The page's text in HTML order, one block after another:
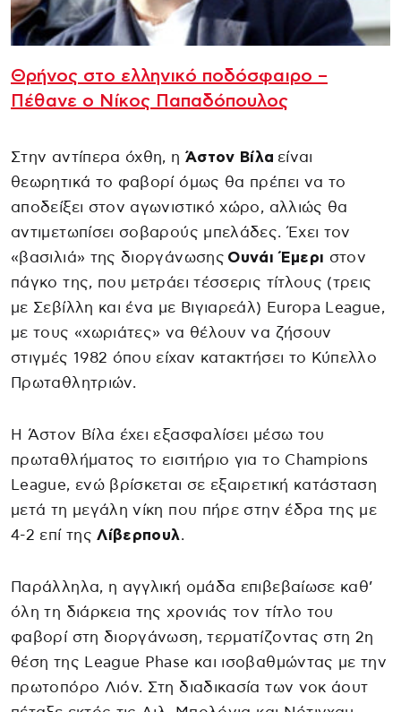
Θρήνος στο ελληνικό ποδόσφαιρο –
Πέθανε ο Νίκος Παπαδόπουλος
Στην αντίπερα όχθη, η Άστον Βίλα είναι
θεωρητικά το φαβορί όμως θα πρέπει να το
αποδείξει στον αγωνιστικό χώρο, αλλιώς θα
αντιμετωπίσει σοβαρούς μπελάδες. Έχει τον
«βασιλιά» της διοργάνωσης Ουνάι Έμερι στον
πάγκο της, που μετράει τέσσερις τίτλους (τρεις
με Σεβίλλη και ένα με Βιγιαρεάλ) Europa League,
με τους «χωριάτες» να θέλουν να ζήσουν
στιγμές 1982 όπου είχαν κατακτήσει το Κύπελλο
Πρωταθλητριών.
Η Άστον Βίλα έχει εξασφαλίσει μέσω του
πρωταθλήματος το εισιτήριο για το Champions
League, ενώ βρίσκεται σε εξαιρετική κατάσταση
μετά τη μεγάλη νίκη που πήρε στην έδρα της με
4-2 επί τηςΛίβερπουλ.
Παράλληλα, η αγγλική ομάδα επιβεβαίωσε καθ’
όλη τη διάρκεια της χρονιάς τον τίτλο του
φαβορί στη διοργάνωση, τερματίζοντας στη 2η
θέση της League Phase και ισοβαθμώντας με την
πρωτοπόρο Λιόν. Στη διαδικασία των νοκ άουτ